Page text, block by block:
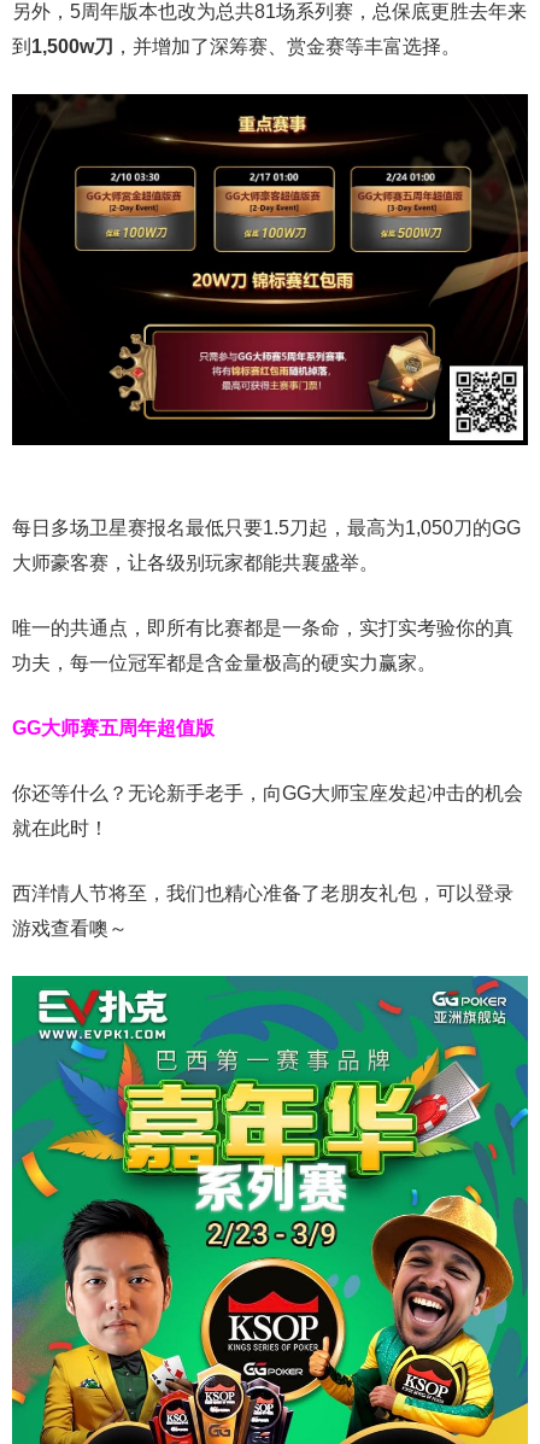
另外，5周年版本也改为总共81场系列赛，总保底更胜去年来
到 1,500w刀 ，并增加了深筹赛、赏金赛等丰富选择。
每日多场卫星赛报名最低只要1.5刀起，最高为1,050刀的GG
大师豪客赛，让各级别玩家都能共襄盛举。
唯一的共通点，即所有比赛都是一条命，实打实考验你的真
功夫，每一位冠军都是含金量极高的硬实力赢家。
GG大师赛五周年超值版
你还等什么？无论新手老手，向GG大师宝座发起冲击的机会
就在此时！
西洋情人节将至，我们也精心准备了老朋友礼包，可以登录
游戏查看噢～